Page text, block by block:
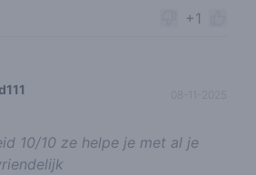
+1
10/10 ze helpe je met al je